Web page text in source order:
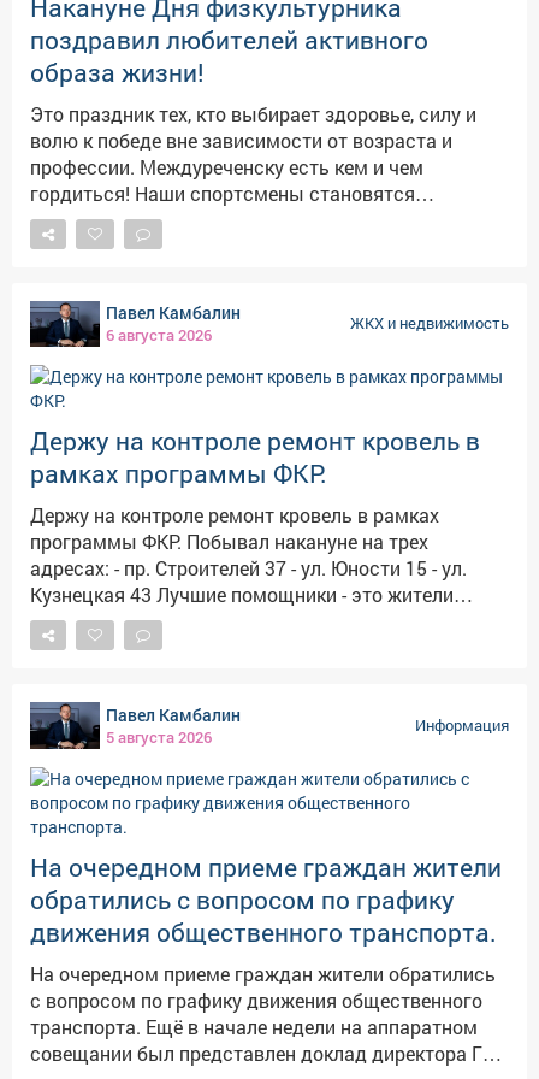
Накануне Дня физкультурника
поздравил любителей активного
образа жизни!
Это праздник тех, кто выбирает здоровье, силу и
волю к победе вне зависимости от возраста и
профессии. Междуреченску есть кем и чем
гордиться! Наши спортсмены становятся
чемпионами на уровне региона и страны,
прославляют город на международных
побед! Искренне благодарю ветеранов спорта,
которые заложили фундамент для этих
достижений. Особая признательность - тренерам и
наставникам, которые ежедневно прививают
воспитанникам любовь к спорту. Их усилиями
физическая культура становится нормой для всё
большего числа междуреченцев. В городе хорошие
условия для занятий: спорткомплексы, трассы,
городские пространства. В сфере физической
культуры и спорта трудятся мастера высочайшего
уровня, энтузиасты, настоящие фанаты своего
дела. Создание комфортной среды для активного
досуга - в числе важнейших приоритетов. Будем и
дальше стараться, чтобы в Междуреченске
Всем желаю крепкого здоровья, бодрости духа,
энергии и успехов во всех начинаниях! Фотоальбом
с награждения: https://clck.su/NvqFH
Павел Камбалин
6 августа 2026
ЖКХ и недвижимость
Держу на контроле ремонт кровель в
рамках программы ФКР.
Держу на контроле ремонт кровель в рамках
программы ФКР. Побывал накануне на трех
адресах: - пр. Строителей 37 - ул. Юности 15 - ул.
Кузнецкая 43 Лучшие помощники - это жители
домов. Они регулярно информируют меня о ходе
работ. Так, благодаря их бдительности, удалось
заявленных в смете на другие. Проверил, как
устранены замечания. Есть отставания в сроках.
Работники обещали ускориться. Надеюсь, в
следующий раз приеду не с ревизией, а для того,
чтобы принять качественную и надежную работу.
Павел Камбалин
5 августа 2026
Информация
На очередном приеме граждан жители
обратились с вопросом по графику
движения общественного транспорта.
На очередном приеме граждан жители обратились
с вопросом по графику движения общественного
транспорта. Ещё в начале недели на аппаратном
совещании был представлен доклад директора ГП